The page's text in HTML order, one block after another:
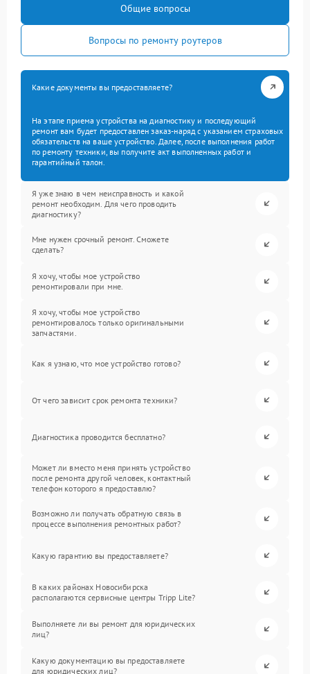
Общие вопросы
Вопросы по ремонту роутеров
Какие документы вы предоставляете?
На этапе приема устройства на диагностику и последующий
ремонт вам будет предоставлен заказ-наряд с указанием страховых
обязательств на ваше устройство. Далее, после выполнения работ
по ремонту техники, вы получите акт выполненных работ и
гарантийный талон.
Я уже знаю в чем неисправность и какой
ремонт необходим. Для чего проводить
диагностику?
Мне нужен срочный ремонт. Сможете
сделать?
Я хочу, чтобы мое устройство
ремонтировали при мне.
Я хочу, чтобы мое устройство
ремонтировалось только оригинальными
запчастями.
Как я узнаю, что мое устройство готово?
От чего зависит срок ремонта техники?
Диагностика проводится бесплатно?
Может ли вместо меня принять устройство
после ремонта другой человек, контактный
телефон которого я предоставлю?
Возможно ли получать обратную связь в
процессе выполнения ремонтных работ?
Какую гарантию вы предоставляете?
В каких районах Новосибирска
располагаются сервисные центры Tripp Lite?
Выполняете ли вы ремонт для юридических
лиц?
Какую документацию вы предоставляете
для юридических лиц?